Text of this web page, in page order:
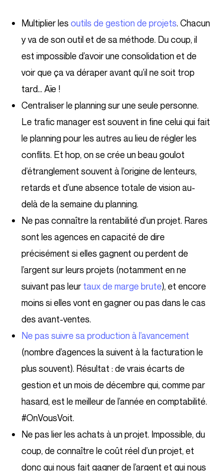
Multiplier les outils de gestion de projets. Chacun
y va de son outil et de sa méthode. Du coup, il
est impossible d’avoir une consolidation et de
voir que ça va déraper avant qu’il ne soit trop
tard… Aïe !
Centraliser le planning sur une seule personne.
Le trafic manager est souvent in fine celui qui fait
le planning pour les autres au lieu de régler les
conflits. Et hop, on se crée un beau goulot
d’étranglement souvent à l’origine de lenteurs,
retards et d’une absence totale de vision au-
delà de la semaine du planning.
Ne pas connaître la rentabilité d’un projet. Rares
sont les agences en capacité de dire
précisément si elles gagnent ou perdent de
l’argent sur leurs projets (notamment en ne
suivant pas leur taux de marge brute), et encore
moins si elles vont en gagner ou pas dans le cas
des avant-ventes.
Ne pas suivre sa production à l’avancement
(nombre d’agences la suivent à la facturation le
plus souvent). Résultat : de vrais écarts de
gestion et un mois de décembre qui, comme par
hasard, est le meilleur de l’année en comptabilité.
#OnVousVoit.
Ne pas lier les achats à un projet. Impossible, du
coup, de connaître le coût réel d’un projet, et
donc qui nous fait gagner de l’argent et qui nous